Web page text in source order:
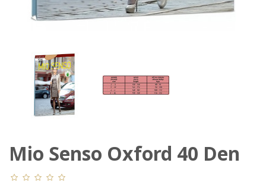
Mio Senso Oxford 40 Den